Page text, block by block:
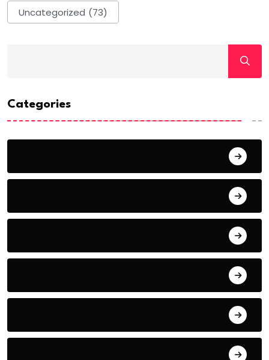
Uncategorized (73)
Categories